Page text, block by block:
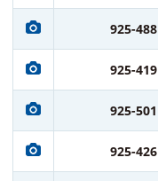
925-488
925-419
925-501
925-426